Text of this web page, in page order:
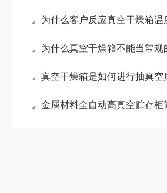
为什么客户反应真空干燥箱温度上下偏差
为什么真空干燥箱不能当常规的鼓风干燥箱使
真空干燥箱是如何进行抽真空后加热的呢
金属材料全自动高真空贮存柜